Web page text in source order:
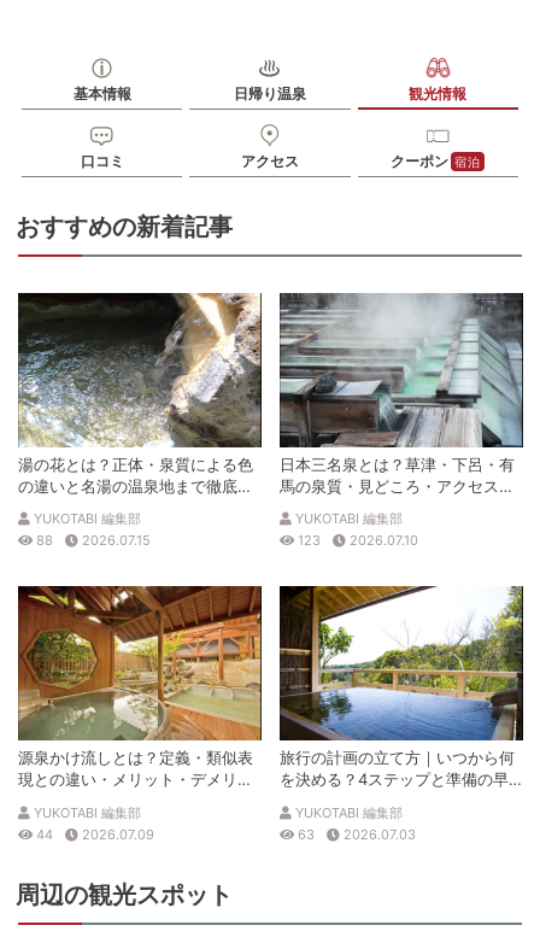
基本情報 日帰り温泉 観光情報
口コミ アクセス クーポン 宿泊
おすすめの新着記事
湯の花とは？正体・泉質による色
の違いと名湯の温泉地まで徹底解
説
YUKOTABI 編集部
88
2026.07.15
日本三名泉とは？草津・下呂・有
馬の泉質・見どころ・アクセスを
徹底解説
YUKOTABI 編集部
123
2026.07.10
源泉かけ流しとは？定義・類似表
現との違い・メリット・デメリッ
トを解説
YUKOTABI 編集部
44
2026.07.09
旅行の計画の立て方｜いつから何
を決める？4ステップと準備の早
見表
YUKOTABI 編集部
63
2026.07.03
周辺の観光スポット